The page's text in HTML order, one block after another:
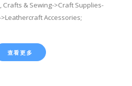
Crafts & Sewing->Craft Supplies-
Accessories;
查看更多